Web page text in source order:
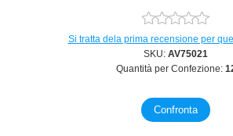
Si tratta dela prima recensione per
SKU: AV75021
Quantità per Confezione: